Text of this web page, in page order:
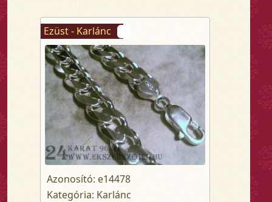
Ezüst - Karlánc
Azonosító: e14478
Kategória: Karlánc